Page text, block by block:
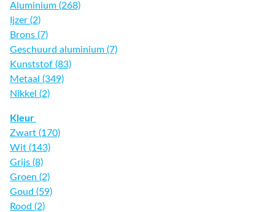
Aluminium (268)
Ijzer (2)
Brons (7)
Geschuurd aluminium (7)
Kunststof (83)
Metaal (349)
Nikkel (2)
Kleur
Zwart (170)
Wit (143)
Grijs (8)
Groen (2)
Goud (59)
Rood (2)